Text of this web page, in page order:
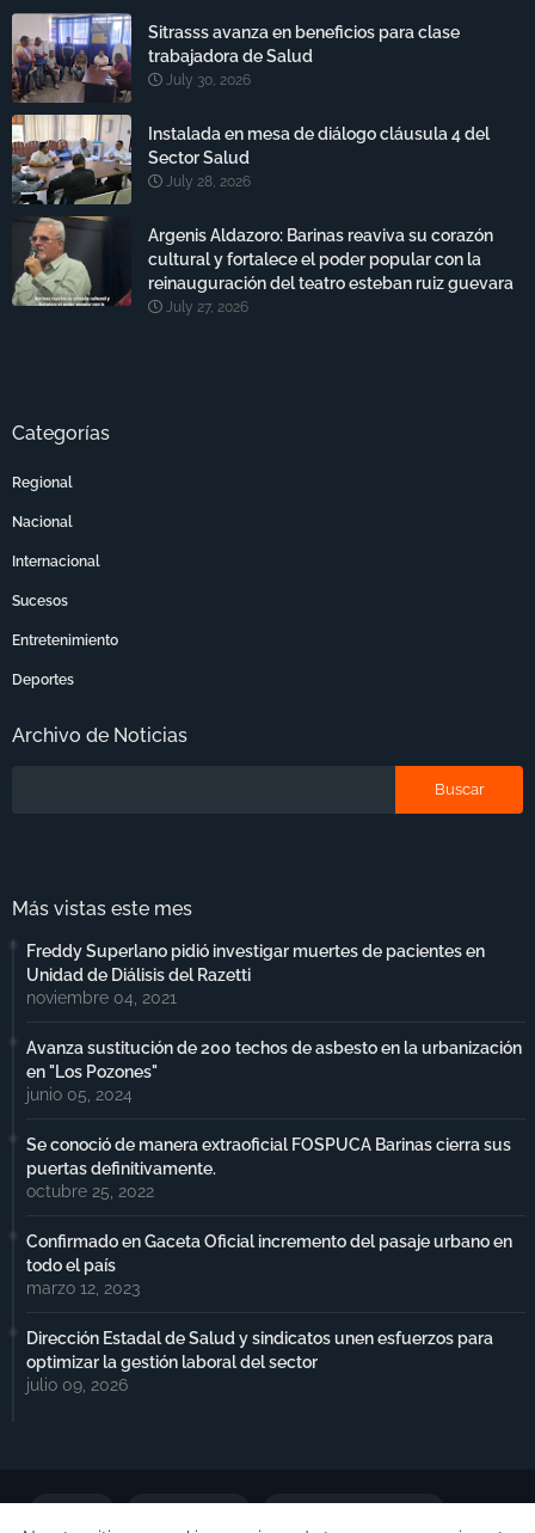
Sitrasss avanza en beneficios para clase
trabajadora de Salud
July 30, 2026
Instalada en mesa de diálogo cláusula 4 del
Sector Salud
July 28, 2026
Argenis Aldazoro: Barinas reaviva su corazón
cultural y fortalece el poder popular con la
reinauguración del teatro esteban ruiz guevara
July 27, 2026
Categorías
Regional
Nacional
Internacional
Sucesos
Entretenimiento
Deportes
Archivo de Noticias
Más vistas este mes
Freddy Superlano pidió investigar muertes de pacientes en
Unidad de Diálisis del Razetti
noviembre 04, 2021
Avanza sustitución de 200 techos de asbesto en la urbanización
en "Los Pozones"
junio 05, 2024
Se conoció de manera extraoficial FOSPUCA Barinas cierra sus
puertas definitivamente.
octubre 25, 2022
Confirmado en Gaceta Oficial incremento del pasaje urbano en
todo el país
marzo 12, 2023
Dirección Estadal de Salud y sindicatos unen esfuerzos para
optimizar la gestión laboral del sector
julio 09, 2026